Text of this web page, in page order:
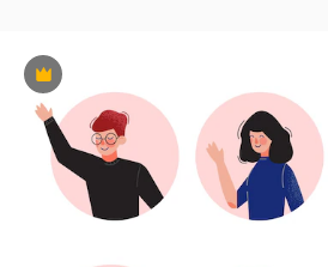
Премиум